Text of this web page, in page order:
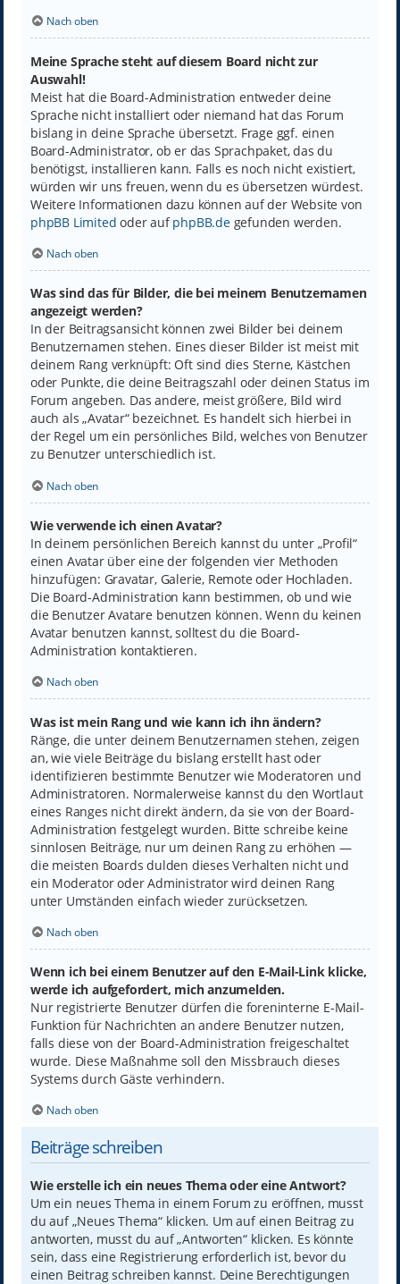
Nach oben
Meine Sprache steht auf diesem Board nicht zur
Auswahl!
Meist hat die Board-Administration entweder deine
Sprache nicht installiert oder niemand hat das Forum
bislang in deine Sprache übersetzt. Frage ggf. einen
Board-Administrator, ob er das Sprachpaket, das du
benötigst, installieren kann. Falls es noch nicht existiert,
würden wir uns freuen, wenn du es übersetzen würdest.
Weitere Informationen dazu können auf der Website von
phpBB Limited oder aufphpBB.degefunden werden.
Nach oben
Was sind das für Bilder, die bei meinem Benutzernamen
angezeigt werden?
In der Beitragsansicht können zwei Bilder bei deinem
Benutzernamen stehen. Eines dieser Bilder ist meist mit
deinem Rang verknüpft: Oft sind dies Sterne, Kästchen
oder Punkte, die deine Beitragszahl oder deinen Status im
Forum angeben. Das andere, meist größere, Bild wird
auch als „Avatar“ bezeichnet. Es handelt sich hierbei in
der Regel um ein persönliches Bild, welches von Benutzer
zu Benutzer unterschiedlich ist.
Nach oben
Wie verwende ich einen Avatar?
In deinem persönlichen Bereich kannst du unter „Profil“
einen Avatar über eine der folgenden vier Methoden
hinzufügen: Gravatar, Galerie, Remote oder Hochladen.
Die Board-Administration kann bestimmen, ob und wie
die Benutzer Avatare benutzen können. Wenn du keinen
Avatar benutzen kannst, solltest du die Board-
Administration kontaktieren.
Nach oben
Was ist mein Rang und wie kann ich ihn ändern?
Ränge, die unter deinem Benutzernamen stehen, zeigen
an, wie viele Beiträge du bislang erstellt hast oder
identifizieren bestimmte Benutzer wie Moderatoren und
Administratoren. Normalerweise kannst du den Wortlaut
eines Ranges nicht direkt ändern, da sie von der Board-
Administration festgelegt wurden. Bitte schreibe keine
sinnlosen Beiträge, nur um deinen Rang zu erhöhen —
die meisten Boards dulden dieses Verhalten nicht und
ein Moderator oder Administrator wird deinen Rang
unter Umständen einfach wieder zurücksetzen.
Nach oben
Wenn ich bei einem Benutzer auf den E-Mail-Link klicke,
werde ich aufgefordert, mich anzumelden.
Nur registrierte Benutzer dürfen die foreninterne E-Mail-
Funktion für Nachrichten an andere Benutzer nutzen,
falls diese von der Board-Administration freigeschaltet
wurde. Diese Maßnahme soll den Missbrauch dieses
Systems durch Gäste verhindern.
Nach oben
Beiträge schreiben
Wie erstelle ich ein neues Thema oder eine Antwort?
Um ein neues Thema in einem Forum zu eröffnen, musst
du auf „Neues Thema“ klicken. Um auf einen Beitrag zu
antworten, musst du auf „Antworten“ klicken. Es könnte
sein, dass eine Registrierung erforderlich ist, bevor du
einen Beitrag schreiben kannst. Deine Berechtigungen